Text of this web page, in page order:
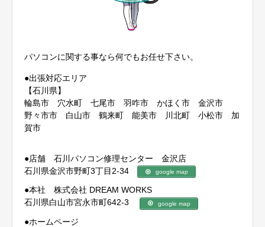
パソコンに関する事なら何でもお任せ下さい。
●出張対応エリア
【石川県】
輪島市 穴水町 七尾市 羽咋市 かほく市 金沢市
野々市市 白山市 鶴来町 能美市 川北町 小松市 加
賀市
●店舗 石川パソコン修理センター 金沢店
石川県金沢市野町3丁目2-34
google map
●本社 株式会社 DREAM WORKS
石川県白山市宮永市町642-3
google map
●ホームページ